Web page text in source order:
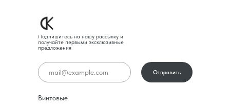
Подпишитесь на нашу рассылку и
получайте первыми эксклюзивные
предложения
Винтовые
Отправить